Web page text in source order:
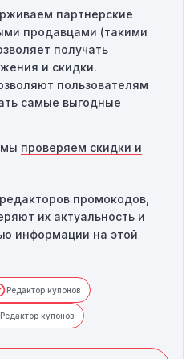
партнерские
продавцами (такими
получать
и скидки.
пользователям
самые выгодные
мы проверяем скидки и
промокодов,
их актуальность и
информации на этой
Редактор купонов
Редактор купонов